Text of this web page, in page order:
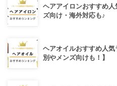
ヘアアイロンおすすめ
ズ向け・海外対応も♪
ヘアオイルおすすめ人
別やメンズ向けも！】